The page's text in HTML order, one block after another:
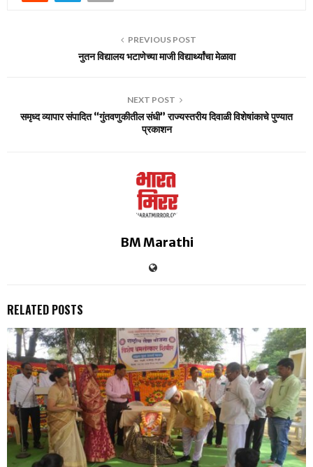
PREVIOUS POST
नुतन विद्यालय भटाणेच्या माजी विद्यार्थ्यांचा मेळावा
NEXT POST
समृध्द व्यापार संपादित “गुंतवणुकीतील संधी” राज्यस्तरीय दिवाळी विशेषांकाचे पुण्यात
प्रकाशन
BM Marathi
RELATED POSTS